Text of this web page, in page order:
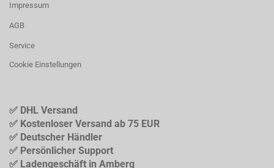
Impressum
AGB
Service
Cookie Einstellungen
✅ DHL Versand
✅ Kostenloser Versand ab 75 EUR
✅ Deutscher Händler
✅ Persönlicher Support
✅ Ladengeschäft in Amberg